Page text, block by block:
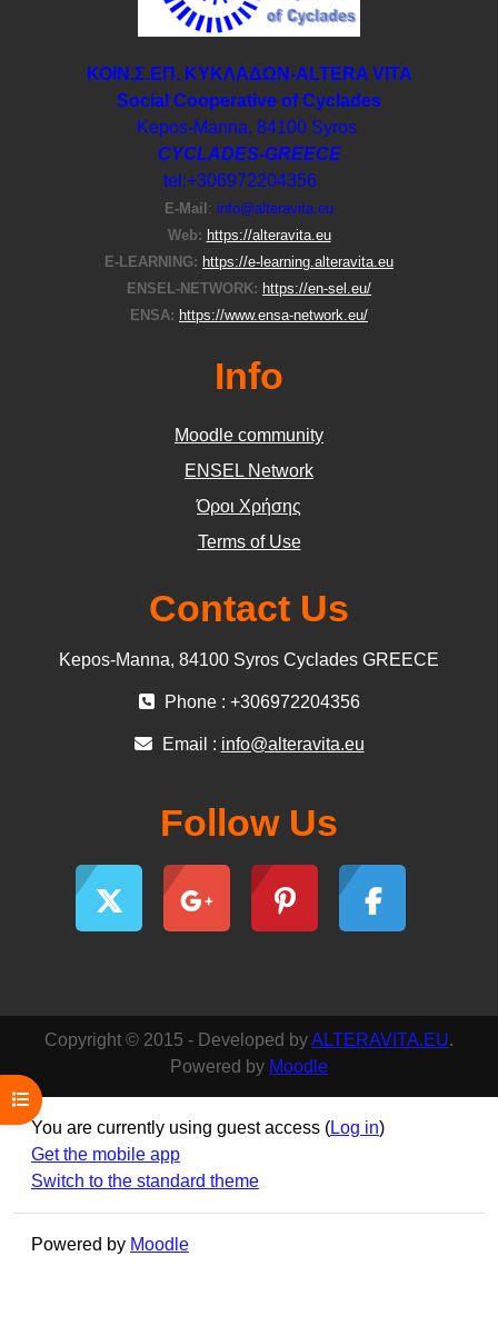
Open course index
ΚΟΙΝ.Σ.ΕΠ. ΚΥΚΛΑΔΩΝ-ΑLTERA VITA
Social Cooperative of Cyclades
Kepos-Manna, 84100 Syros
CYCLADES-GREECE
tel:+306972204356
E-Μail : info@alteravita.eu
Web: https://alteravita.eu
E-LEARNING: https://e-learning.alteravita.eu
ENSEL-NETWORK: https://en-sel.eu/
ENSA: https://www.ensa-network.eu/
Info
Moodle community
ΕΝSEL Network
Όροι Χρήσης
Terms of Use
Contact Us
Kepos-Manna, 84100 Syros Cyclades GREECE
Phone : +306972204356
Email : info@alteravita.eu
Follow Us
Copyright © 2015 - Developed byALTERAVITA.EU.
Powered by Moodle
You are currently using guest access (Log in)
Get the mobile app
Switch to the standard theme
Powered by Moodle